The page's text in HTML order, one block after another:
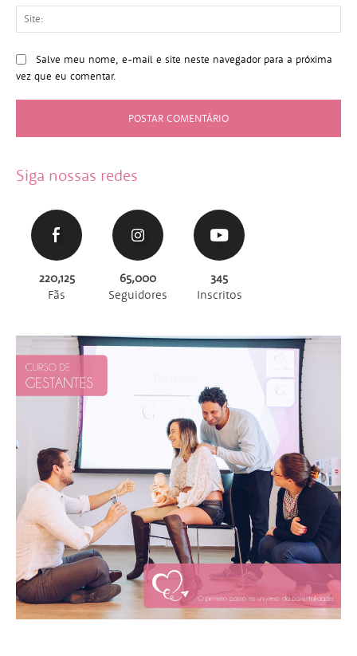
Salve meu nome, e-mail e site neste navegador para a próxima
vez que eu comentar.
Siga nossas redes
220,125
Fãs
65,000
Seguidores
345
Inscritos